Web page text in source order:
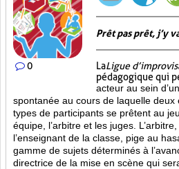
0
Prêt pas prêt, j’y
LaLigue
pédagogique qui
acteur au sein
spontanée au cours de laquelle deux
types de participants se prêtent au
équipe, l’arbitre et les juges.
l’enseignant de la classe, pige au
gamme de sujets déterminés à
directrice de la mise en scène qui